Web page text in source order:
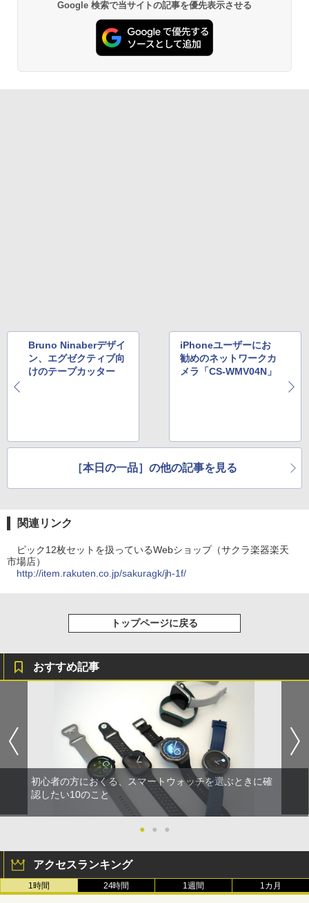
Google 検索で当サイトの記事を優先表示させる
Bruno Ninaberデザイ
ン、エグゼクティブ向
けのテープカッター
iPhoneユーザーにお
勧めのネットワークカ
メラ「CS-WMV04N」
［本日の一品］の他の記事を見る
関連リンク
ピック12枚セットを扱っているWebショップ（サクラ楽器楽天
市場店）
http://item.rakuten.co.jp/sakuragk/jh-1f/
トップページに戻る
おすすめ記事
初心者の方におくる、スマートウォッチを選ぶときに確
認したい10のこと
● ● ●
アクセスランキング
1時間 24時間 1週間 1カ月